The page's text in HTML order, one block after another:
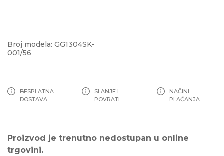
Broj modela: GG1304SK-
001/56
BESPLATNA
DOSTAVA
SLANJE I
POVRATI
NAČINI
PLAĆANJA
Proizvod je trenutno nedostupan u online
trgovini.